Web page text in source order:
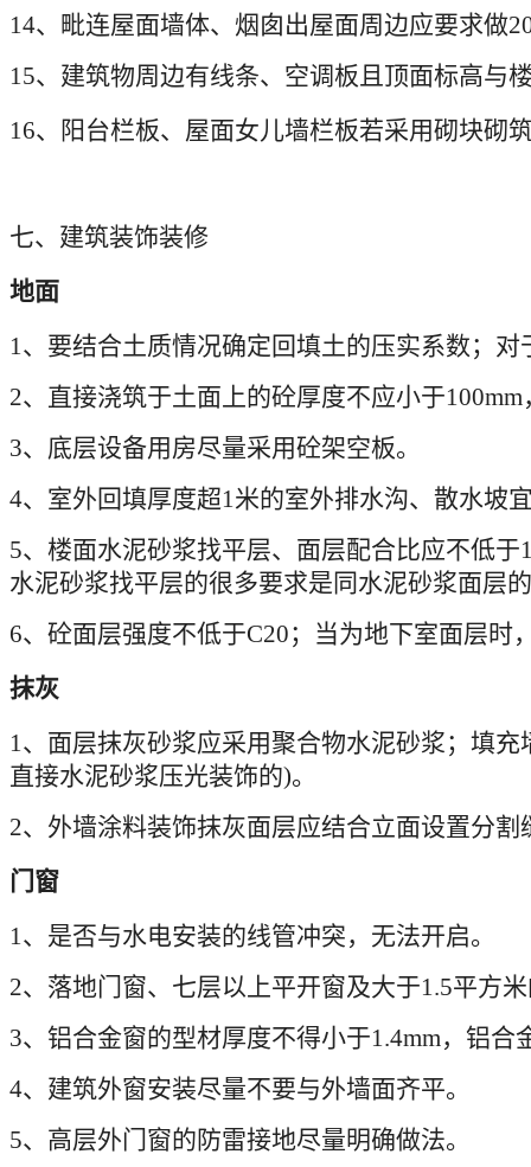
14、毗连屋面墙体、烟囱出屋面周边应要求做
15、建筑物周边有线条、空调板且顶面标高与
16、阳台栏板、屋面女儿墙栏板若采用砌块砌
七、建筑装饰装修
地面
1、要结合土质情况确定回填土的压实系数；对
2、直接浇筑于土面上的砼厚度不应小于100mm
3、底层设备用房尽量采用砼架空板。
4、室外回填厚度超1米的室外排水沟、散水坡
5、楼面水泥砂浆找平层、面层配合比应不低于
水泥砂浆找平层的很多要求是同水泥砂浆面层的
6、砼面层强度不低于C20；当为地下室面层时
抹灰
1、面层抹灰砂浆应采用聚合物水泥砂浆；填
直接水泥砂浆压光装饰的)。
2、外墙涂料装饰抹灰面层应结合立面设置分割
门窗
1、是否与水电安装的线管冲突，无法开启。
2、落地门窗、七层以上平开窗及大于1.5平方
3、铝合金窗的型材厚度不得小于1.4mm，铝合
4、建筑外窗安装尽量不要与外墙面齐平。
5、高层外门窗的防雷接地尽量明确做法。